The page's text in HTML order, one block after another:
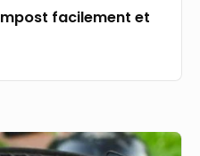
facilement et